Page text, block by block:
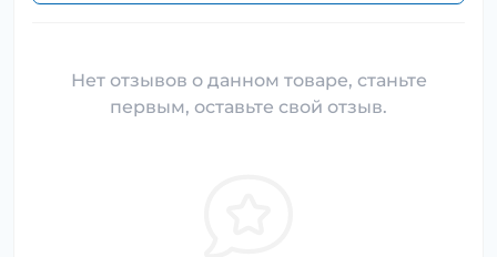
Нет отзывов о данном товаре, станьте
первым, оставьте свой отзыв.